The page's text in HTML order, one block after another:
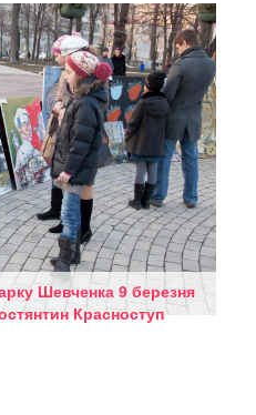
Шевченка 9 березня
Красноступ
Шевченка 9 березня
Красноступ